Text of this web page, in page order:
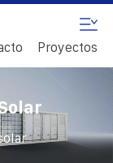
Proyectos